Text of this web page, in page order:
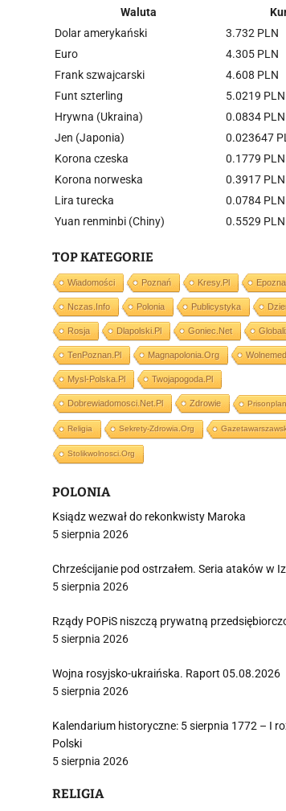
Waluta
Dolar amerykański
3.732 PLN
Euro
4.305 PLN
Frank szwajcarski
4.608 PLN
Funt szterling
5.0219 PLN
Hrywna (Ukraina)
0.0834 PLN
Jen (Japonia)
0.023647
Korona czeska
0.1779 PLN
Korona norweska
0.3917 PLN
Lira turecka
0.0784 PLN
Yuan renminbi (Chiny)
0.5529 PLN
TOP KATEGORIE
Wiadomości Poznań Kresy.pl
Nczas.info Polonia Publicystyka
Rosja Dlapolski.pl Goniec.net
TenPoznan.pl Magnapolonia.org
Mysl-Polska.pl Twojapogoda.pl
Dobrewiadomosci.net.pl Zdrowie
Religia Sekrety-Zdrowia.org
Stolikwolnosci.org
POLONIA
Ksiądz wezwał do rekonkwisty Maroka
5 sierpnia 2026
Chrześcijanie pod ostrzałem. Seria ataków w
5 sierpnia 2026
Rządy POPiS niszczą prywatną
5 sierpnia 2026
Wojna rosyjsko-ukraińska. Raport 05.08.2026
5 sierpnia 2026
Kalendarium historyczne: 5 sierpnia 1772 – I
Polski
5 sierpnia 2026
RELIGIA